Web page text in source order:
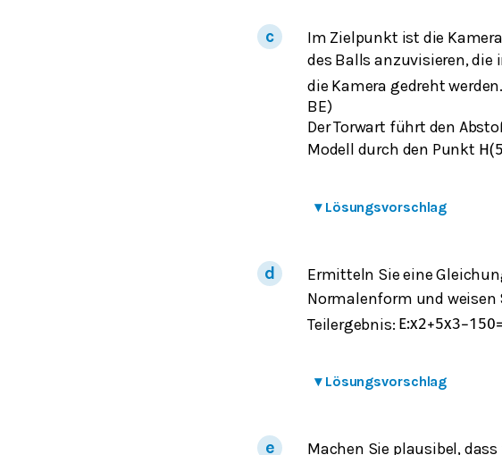
Im Zielpunkt ist die
des Balls anzuvisieren,
die Kamera gedreht
BE)
Der Torwart führt den
Modell durch den Punkt H(
▾ Lösungsvorschlag
Ermitteln Sie eine
Normalenform und weisen
Teilergebnis: E:x2+5x3−150=
▾ Lösungsvorschlag
Machen Sie plausibel,